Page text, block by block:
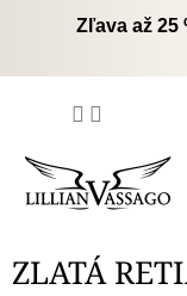
Zľava až 25
ZLATÁ